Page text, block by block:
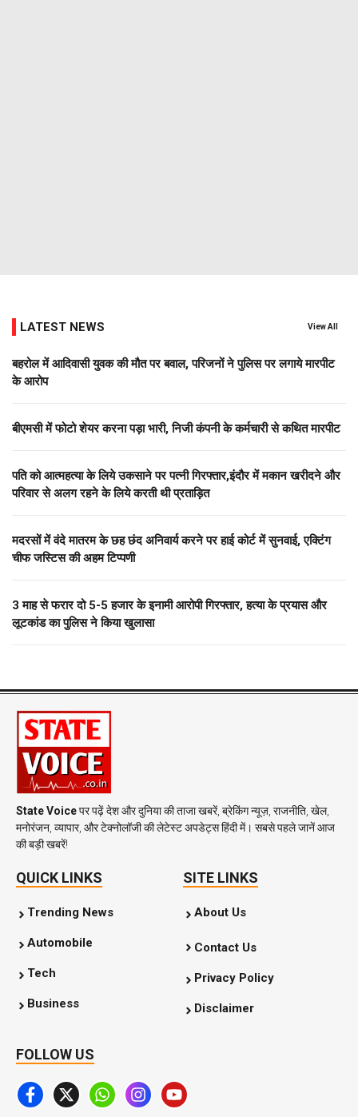
LATEST NEWS View All
बहरोल में आदिवासी युवक की मौत पर बवाल, परिजनों ने पुलिस पर लगाये मारपीट
के आरोप
बीएमसी में फोटो शेयर करना पड़ा भारी, निजी कंपनी के कर्मचारी से कथित मारपीट
पति को आत्महत्या के लिये उकसाने पर पत्नी गिरफ्तार,इंदौर में मकान खरीदने और
परिवार से अलग रहने के लिये करती थी प्रताड़ित
मदरसों में वंदे मातरम के छह छंद अनिवार्य करने पर हाई कोर्ट में सुनवाई, एक्टिंग
चीफ जस्टिस की अहम टिप्पणी
3 माह से फरार दो ₹5-5 हजार के इनामी आरोपी गिरफ्तार, हत्या के प्रयास और
लूटकांड का पुलिस ने किया खुलासा
State Voiceपर पढ़ें देश और दुनिया की ताजा खबरें, ब्रेकिंग न्यूज़, राजनीति, खेल,
मनोरंजन, व्यापार, और टेक्नोलॉजी की लेटेस्ट अपडेट्स हिंदी में। सबसे पहले जानें आज
की बड़ी खबरें!
QUICK LINKS
Trending News
Automobile
Tech
Business
SITE LINKS
About Us
Contact Us
Privacy Policy
Disclaimer
FOLLOW US